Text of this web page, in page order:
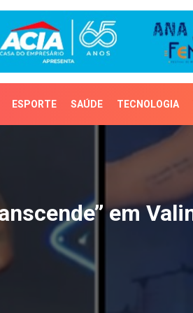
ESPORTE SAÚDE TECNOLOGIA
em